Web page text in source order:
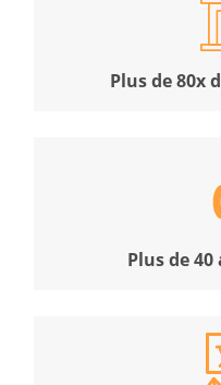
Plus de 80x
Plus de 40